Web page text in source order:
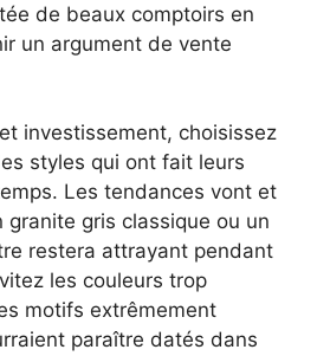
de beaux comptoirs en
un argument de vente
investissement, choisissez
styles qui ont fait leurs
Les tendances vont et
granite gris classique ou un
restera attrayant pendant
les couleurs trop
motifs extrêmement
paraître datés dans